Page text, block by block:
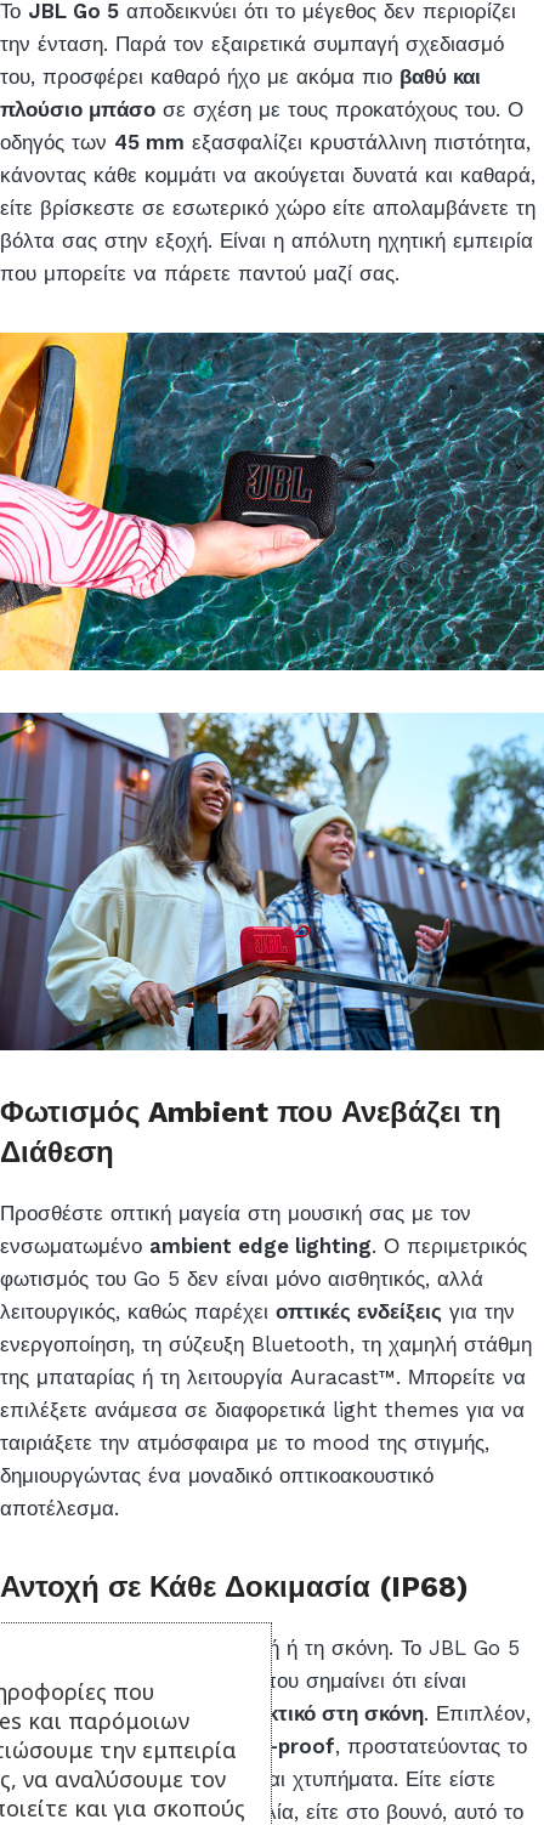
Το JBL Go 5 αποδεικνύει ότι το μέγεθος δεν περιορίζει
την ένταση. Παρά τον εξαιρετικά συμπαγή σχεδιασμό
του, προσφέρει καθαρό ήχο με ακόμα πιο βαθύ και
πλούσιο μπάσο σε σχέση με τους προκατόχους του. Ο
οδηγός των 45 mm εξασφαλίζει κρυστάλλινη πιστότητα,
κάνοντας κάθε κομμάτι να ακούγεται δυνατά και καθαρά,
είτε βρίσκεστε σε εσωτερικό χώρο είτε απολαμβάνετε τη
βόλτα σας στην εξοχή. Είναι η απόλυτη ηχητική εμπειρία
που μπορείτε να πάρετε παντού μαζί σας.
Φωτισμός Ambient που Ανεβάζει τη
Διάθεση
Προσθέστε οπτική μαγεία στη μουσική σας με τον
ενσωματωμένο ambient edge lighting. Ο περιμετρικός
φωτισμός του Go 5 δεν είναι μόνο αισθητικός, αλλά
λειτουργικός, καθώς παρέχει οπτικές ενδείξεις για την
ενεργοποίηση, τη σύζευξη Bluetooth, τη χαμηλή στάθμη
της μπαταρίας ή τη λειτουργία Auracast™. Μπορείτε να
επιλέξετε ανάμεσα σε διαφορετικά light themes για να
ταιριάξετε την ατμόσφαιρα με το mood της στιγμής,
δημιουργώντας ένα μοναδικό οπτικοακουστικό
αποτέλεσμα.
Αντοχή σε Κάθε Δοκιμασία (IP68)
Μην φοβηθείτε ποτέ τη βροχή ή τη σκόνη. Το JBL Go 5
διαθέτει πιστοποίηση
, που σημαίνει ότι είναι
πλήρωςαδιάβροχο και ανθεκτικό στη σκόνη. Επιπλέον,
ο σχεδιασμός του είναιdrop-proof, προστατεύοντας το
ηχείο από τυχαίες πτώσεις και χτυπήματα. Είτε είστε
στην πισίνα, είτε στην παραλία, είτε στο βουνό, αυτό το
που
και παρόμοιων
την εμπειρία
να αναλύσουμε τον
και για σκοπούς